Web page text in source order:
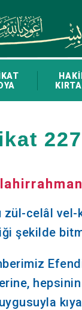
zül-celâl vel-
şekilde
hepsinin